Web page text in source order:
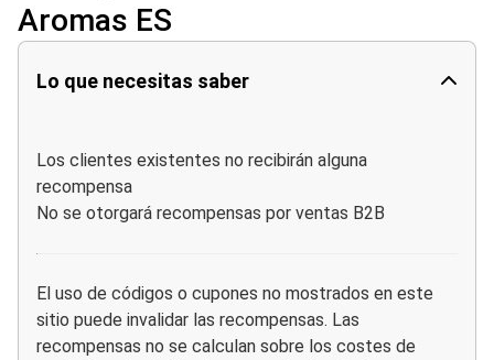
Aromas ES
Lo que necesitas saber
Los clientes existentes no recibirán alguna
recompensa
No se otorgará recompensas por ventas B2B
El uso de códigos o cupones no mostrados en este
sitio puede invalidar las recompensas. Las
recompensas no se calculan sobre los costes de